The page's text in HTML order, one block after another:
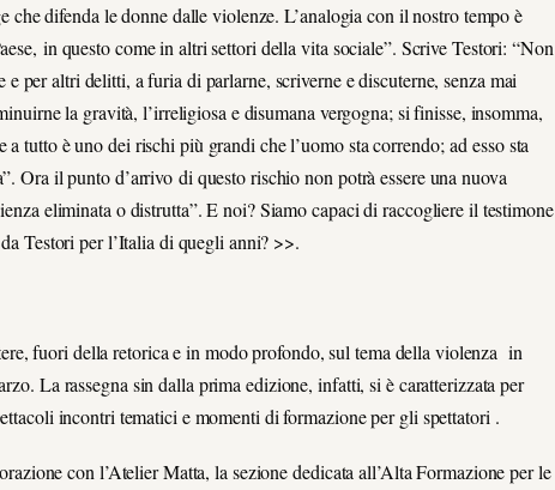
difenda le donne dalle violenze. L’analogia con il nostro tempo è
in questo come in altri settori della vita sociale”. Scrive Testori: “Non
per altri delitti, a furia di parlarne, scriverne e discuterne, senza mai
la gravità, l’irreligiosa e disumana vergogna; si finisse, insomma,
tutto è uno dei rischi più grandi che l’uomo sta correndo; ad esso sta
Ora il punto d’arrivo di questo rischio non potrà essere una nuova
eliminata o distrutta”. E noi? Siamo capaci di raccogliere il testimone
Testori per l’Italia di quegli anni? >>.
fuori della retorica e in modo profondo, sul tema della violenza in
La rassegna sin dalla prima edizione, infatti, si è caratterizzata per
incontri tematici e momenti di formazione per gli spettatori .
con l’Atelier Matta, la sezione dedicata all’Alta Formazione per le